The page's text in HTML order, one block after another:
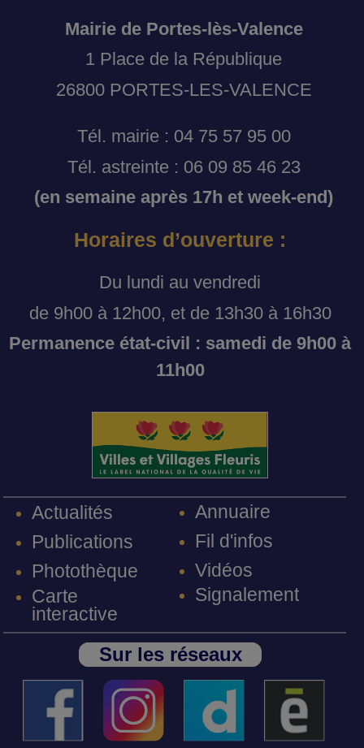
Mairie de Portes-lès-Valence
1 Place de la République
26800 PORTES-LES-VALENCE
Tél. mairie : 04 75 57 95 00
Tél. astreinte : 06 09 85 46 23
(en semaine après 17h et week-end)
Horaires d’ouverture :
Du lundi au vendredi
de 9h00 à 12h00, et de 13h30 à 16h30
Permanence état-civil : samedi de 9h00 à
11h00
Actualités
Publications
Photothèque
Carte
interactive
Annuaire
Fil d'infos
Vidéos
Signalement
Sur les réseaux